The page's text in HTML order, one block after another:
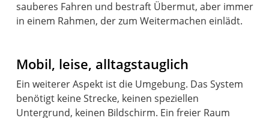
sauberes Fahren und bestraft Übermut, aber immer
in einem Rahmen, der zum Weitermachen einlädt.
Mobil, leise, alltagstauglich
Ein weiterer Aspekt ist die Umgebung. Das System
benötigt keine Strecke, keinen speziellen
Untergrund, keinen Bildschirm. Ein freier Raum